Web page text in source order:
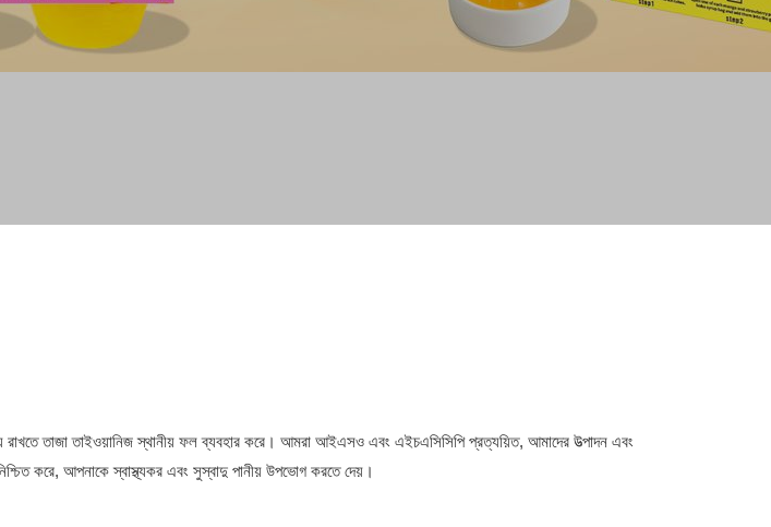
তাজা তাইওয়ানিজ স্থানীয় ফল ব্যবহার করে। আমরা আইএসও এবং এইচএসিসিপি প্রত্যয়িত, আমাদের উত্পাদন এবং
করে, আপনাকে স্বাস্থ্যকর এবং সুস্বাদু পানীয় উপভোগ করতে দেয়।